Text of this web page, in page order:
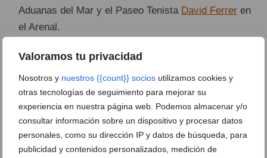
Valoramos tu privacidad
Nosotros y nuestros {{count}} socios utilizamos cookies y
otras tecnologías de seguimiento para mejorar su
experiencia en nuestra página web. Podemos almacenar y/o
consultar información sobre un dispositivo y procesar datos
personales, como su dirección IP y datos de búsqueda, para
publicidad y contenidos personalizados, medición de
Aduanas del Mar y el Paseo Tenista David Ferrer en
el Arenal.
Grup de Danses Portitxol.
22:30 horas .Nit de Rockcon la actuación de
Txarango, Doctor Krápulay los grupos locales
Arsènic y Diàsporaen la Plaça de la Constitució.